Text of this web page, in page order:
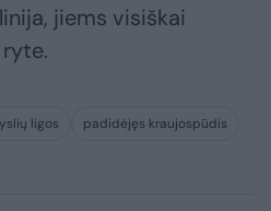
jiems visiškai
ligos
padidėjęs kraujospūdis